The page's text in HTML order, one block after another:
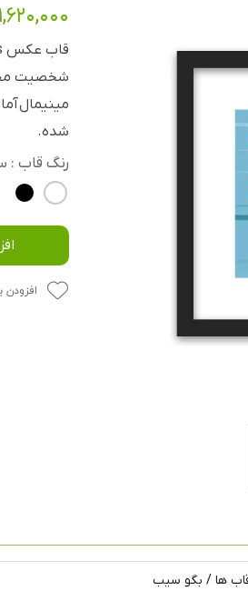
۱,۶۲۰,۰۰۰
شخصیت
مینیمال
شده.
رنگ قاب :
افزودن
ها / بگو سیب